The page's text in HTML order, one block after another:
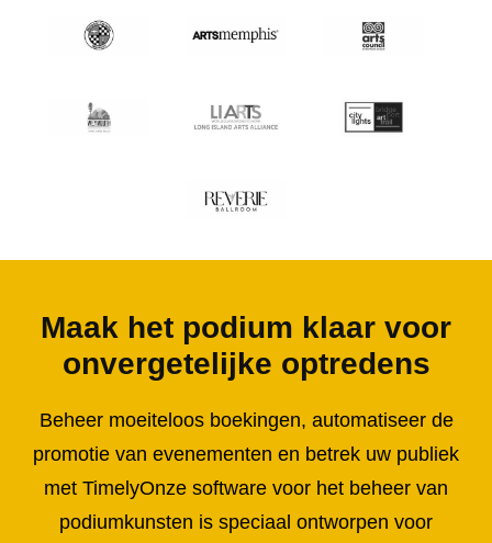
Maak het podium klaar voor
onvergetelijke optredens
Beheer moeiteloos boekingen, automatiseer de
promotie van evenementen en betrek uw publiek
met TimelyOnze software voor het beheer van
podiumkunsten is speciaal ontworpen voor